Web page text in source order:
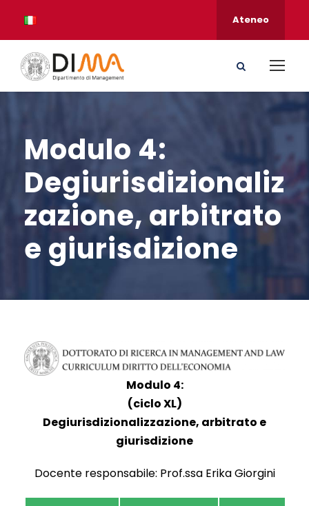
Ateneo
Modulo 4:
Degiurisdizionaliz
zazione, arbitrato
e giurisdizione
Modulo 4:
(ciclo XL)
Degiurisdizionalizzazione, arbitrato e
giurisdizione
Docente responsabile: Prof.ssa Erika Giorgini